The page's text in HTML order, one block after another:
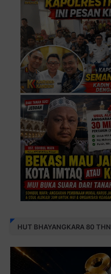
HUT BHAYANGKARA 80 THN